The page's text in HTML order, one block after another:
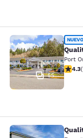
Quality Inn
55
Port
4.3(
Quality Inn